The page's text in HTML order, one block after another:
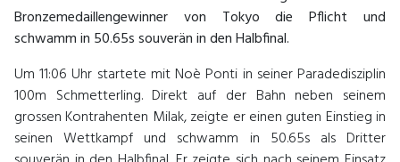
Bronzemedaillengewinner von Tokyo die Pflicht und
schwamm in 50.65s souverän in den Halbfinal.
Um 11:06 Uhr startete mit Noè Ponti in seiner Paradedisziplin
100m Schmetterling. Direkt auf der Bahn neben seinem
grossen Kontrahenten Milak, zeigte er einen guten Einstieg in
seinen Wettkampf und schwamm in 50.65s als Dritter